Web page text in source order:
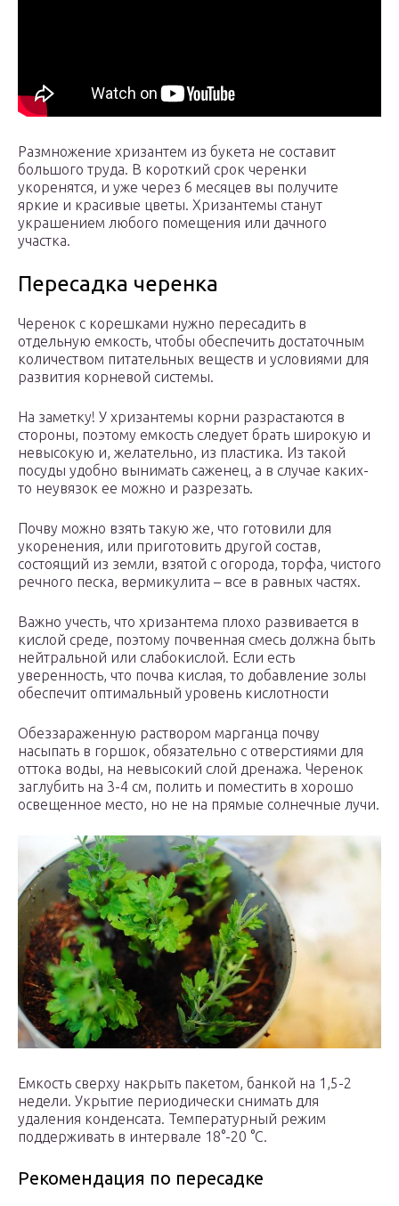
Размножение хризантем из букета не составит
большого труда. В короткий срок черенки
укоренятся, и уже через 6 месяцев вы получите
яркие и красивые цветы. Хризантемы станут
украшением любого помещения или дачного
участка.
Пересадка черенка
Черенок с корешками нужно пересадить в
отдельную емкость, чтобы обеспечить достаточным
количеством питательных веществ и условиями для
развития корневой системы.
На заметку! У хризантемы корни разрастаются в
стороны, поэтому емкость следует брать широкую и
невысокую и, желательно, из пластика. Из такой
посуды удобно вынимать саженец, а в случае каких-
то неувязок ее можно и разрезать.
Почву можно взять такую же, что готовили для
укоренения, или приготовить другой состав,
состоящий из земли, взятой с огорода, торфа, чистого
речного песка, вермикулита – все в равных частях.
Важно учесть, что хризантема плохо развивается в
кислой среде, поэтому почвенная смесь должна быть
нейтральной или слабокислой. Если есть
уверенность, что почва кислая, то добавление золы
обеспечит оптимальный уровень кислотности
Обеззараженную раствором марганца почву
насыпать в горшок, обязательно с отверстиями для
оттока воды, на невысокий слой дренажа. Черенок
заглубить на 3-4 см, полить и поместить в хорошо
освещенное место, но не на прямые солнечные лучи.
Емкость сверху накрыть пакетом, банкой на 1,5-2
недели. Укрытие периодически снимать для
удаления конденсата. Температурный режим
поддерживать в интервале 18°-20 °С.
Рекомендация по пересадке